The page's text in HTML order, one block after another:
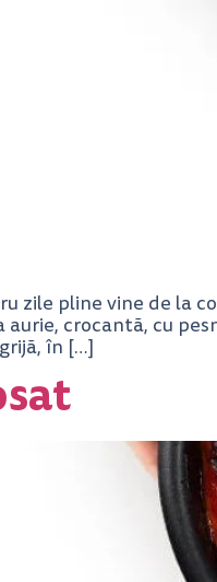
zile pline vine de la
crocantă, cu
în […]